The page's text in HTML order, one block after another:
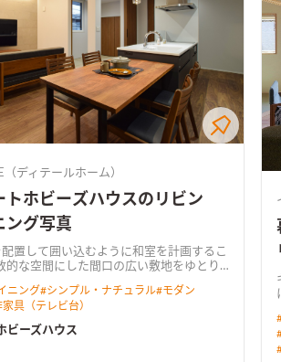
ディテールホーム）
トホビーズハウスのリビン
ング写真
置して囲い込むように和室を計画するこ
的な空間にした 間口の広い敷地をゆとり
LDKからは中庭が望め、植
じさせてくれる。 2階にご夫婦で
ームを設置し、コロナ禍でのお家時間の
トワークなど多岐に渡り用途がある。 ト
ニング#シンプル・ナチュラル#モダン
具（テレビ台）
ビーズハウス